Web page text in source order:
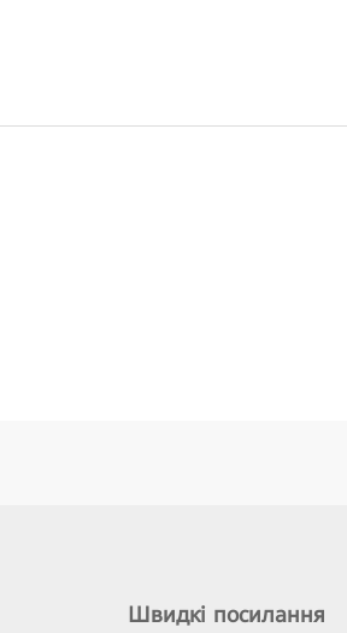
Швидкі посилання